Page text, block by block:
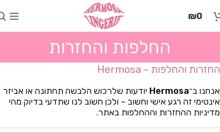
זֶה
לְהַנְגָּשָׁת
הַמְּסַיַּעַת
לִנְגִישׁוּת
הָאֲתָר.
₪0
החלפות והחזרות
החזרות והחלפות – Hermosa
אנחנו ב־Hermosa יודעות שלרכוש הלבשה תחתונה או אביזר
אינטימי זה רגע אישי וחשוב – ולכן חשוב לנו שתדעי בדיוק מהי
מדיניות ההחזרות וההחלפות באתר.